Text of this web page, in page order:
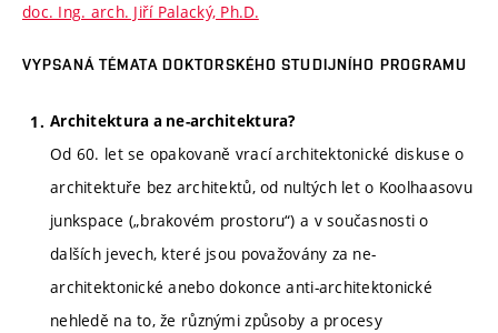
doc. Ing. arch. Jiří Palacký, Ph.D.
VYPSANÁ TÉMATA DOKTORSKÉHO STUDIJNÍHO PROGRAMU
Architektura a ne-architektura?
Od 60. let se opakovaně vrací architektonické diskuse o
architektuře bez architektů, od nultých let o Koolhaasovu
junkspace („brakovém prostoru“) a v současnosti o
dalších jevech, které jsou považovány za ne-
architektonické anebo dokonce anti-architektonické
nehledě na to, že různými způsoby a procesy